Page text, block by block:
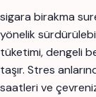
sigara birakma
yönelik
tüketimi, dengeli
taşır. Stres
saatleri ve